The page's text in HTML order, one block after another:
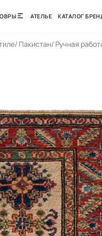
АТЕЛЬЕ КАТАЛОГ
/ Пакистан/ Ручная